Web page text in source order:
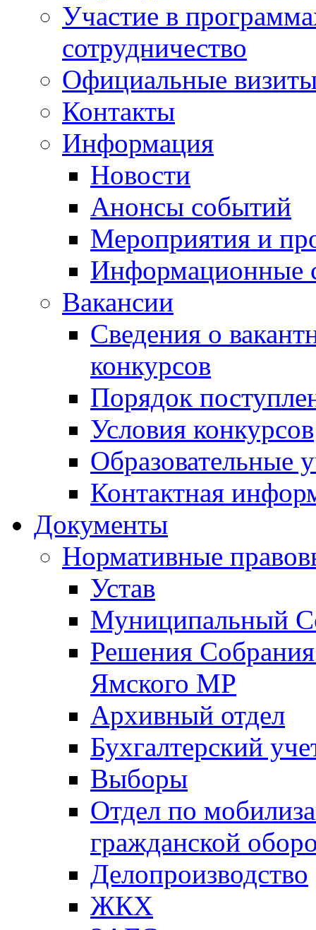
Участие в
сотрудничество
Официальные
Контакты
Информация
Новости
Анонсы событий
Мероприятия и
Информационные
Вакансии
Сведения о
конкурсов
Порядок
Условия конкурсов
Образовательные
Контактная
Документы
Нормативные
Устав
Муниципальный
Решения
Ямского МР
Архивный отдел
Бухгалтерский
Выборы
Отдел по
гражданской
Делопроизводство
ЖКХ